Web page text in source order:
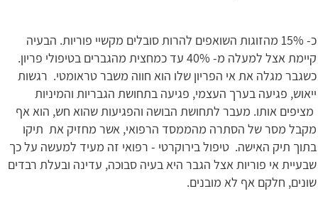
כ- 15% מהזוגות השואפים להרות סובלים מקשיי פוריות. הבעיה
קיימת אצל למעלה מ- 40% עד כמחצית מהגברים בטיפולי פריון.
כשגבר מגלה את אי הפריון שלו הוא חווה משבר טראומטי. רגשות
ייאוש, פגיעה בערך העצמי, פגיעה בתחושת הגבריות והמיניות
מציפים אותו. מעבר לתחושת הבושה והפגיעות שהוא חש, הוא אף
מקבל מסר של הסתרה מהממסד הרפואי, אשר מחזיק את תיקו
בתוך תיק האישה. טיפול בירוקרטי - רפואי זה מעיד למעשה על כך
שבעיית אי פוריות אצל הגבר היא בעיה סבוכה, עדינה ובעלת רבדים
שונים, חלקם אף לא מובנים.